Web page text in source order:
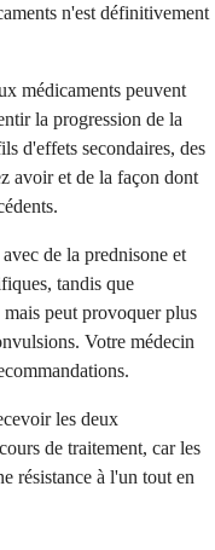
n'est définitivement
médicaments peuvent
la progression de la
d'effets secondaires, des
avoir et de la façon dont
de la prednisone et
tandis que
mais peut provoquer plus
Votre médecin
les deux
de traitement, car les
résistance à l'un tout en